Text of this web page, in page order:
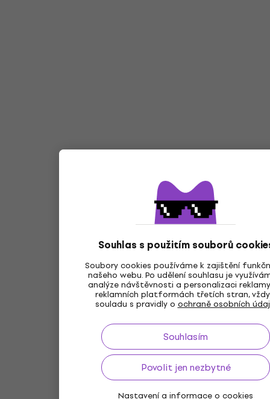
Souhlas s použitím souborů
Soubory cookies používáme k zajištění
našeho webu. Po udělení souhlasu je
analýze návštěvnosti a personalizaci
reklamních platformách třetích stran,
souladu s pravidly o ochraně osobních
Souhlasím
Povolit jen nezbytné
Nastavení a informace o cookies